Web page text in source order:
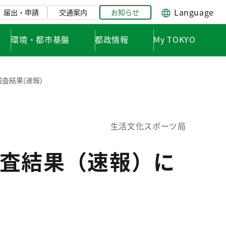
届出・申請 交通案内 お知らせ Language
環境・都市基盤 都政情報 My TOKYO
結果(速報)
生活文化スポーツ局
結果（速報）に